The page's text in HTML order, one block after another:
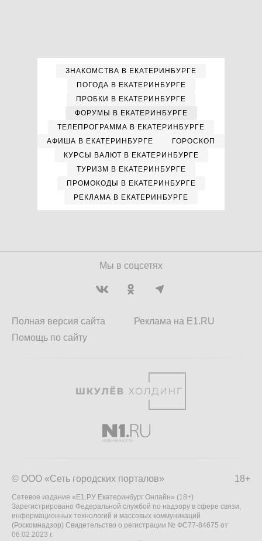
ЗНАКОМСТВА В ЕКАТЕРИНБУРГЕ
ПОГОДА В ЕКАТЕРИНБУРГЕ
ПРОБКИ В ЕКАТЕРИНБУРГЕ
ФОРУМЫ В ЕКАТЕРИНБУРГЕ
ТЕЛЕПРОГРАММА В ЕКАТЕРИНБУРГЕ
АФИША В ЕКАТЕРИНБУРГЕ
ГОРОСКОП
КУРСЫ ВАЛЮТ В ЕКАТЕРИНБУРГЕ
ТУРИЗМ В ЕКАТЕРИНБУРГЕ
ПРОМОКОДЫ В ЕКАТЕРИНБУРГЕ
РЕКЛАМА В ЕКАТЕРИНБУРГЕ
Мы в соцсетях
Полная версия сайта
Помощь по сайту
Реклама на E1.RU
18+
© ООО «Сеть городских порталов»
Сетевое издание «Е1.РУ Екатеринбург Онлайн» (18+)
Зарегистрировано Федеральной службой по надзору в сфере связи,
информационных технологий и массовых коммуникаций
(Роскомнадзор) Свидетельство о регистрации № ФС77-84675 от
06.02.2023 г.